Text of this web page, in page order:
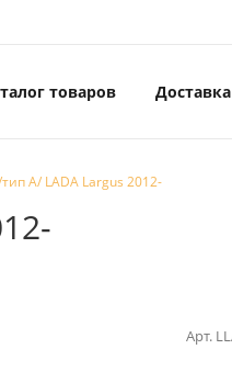
товаров Доставка
А/ LADA Largus 2012-
Арт.